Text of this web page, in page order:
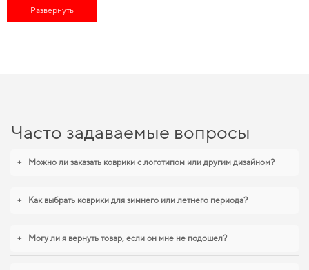
Сделайте поездки более удобными,
авто аксессуарыпозволят вам создать атмосферу уюта и безопасности в
EVA-коврики для Peugeot 307,
2006 — лучший выбор по цене и
качеству
Процесс изготовления наших ковриков из EVA материала учитывает все
Развернуть
Часто задаваемые вопросы
+ Можно ли заказать коврики с логотипом или другим дизайном?
+ Как выбрать коврики для зимнего или летнего периода?
+ Могу ли я вернуть товар, если он мне не подошел?